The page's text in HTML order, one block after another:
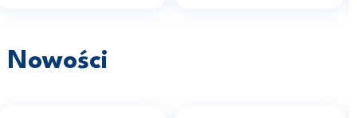
Nowości